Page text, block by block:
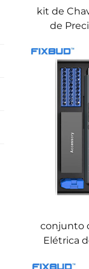
kit de
de
conjunto
Elétrica